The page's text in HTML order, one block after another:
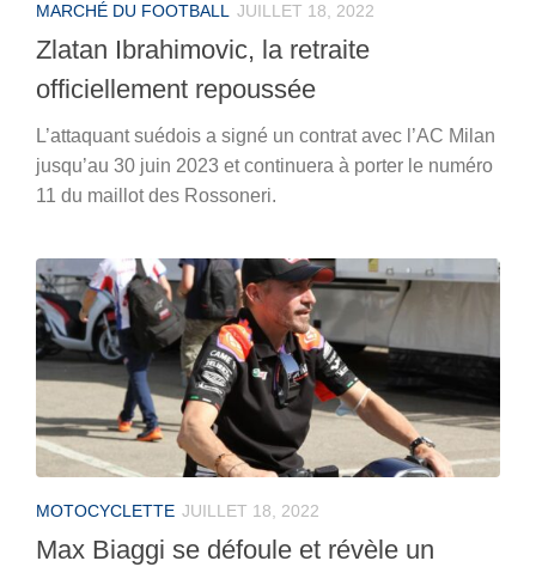
MARCHÉ DU FOOTBALL JUILLET 18, 2022
Zlatan Ibrahimovic, la retraite
officiellement repoussée
L’attaquant suédois a signé un contrat avec l’AC Milan
jusqu’au 30 juin 2023 et continuera à porter le numéro
11 du maillot des Rossoneri.
MOTOCYCLETTE JUILLET 18, 2022
Max Biaggi se défoule et révèle un